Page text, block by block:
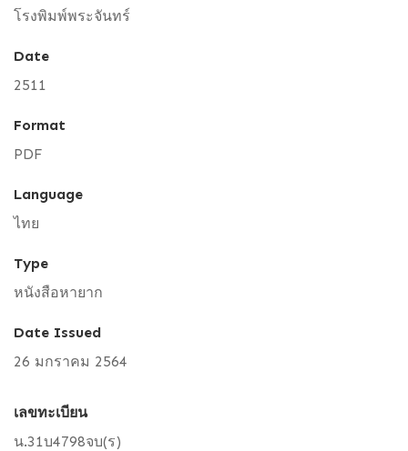
โรงพิมพ์พระจันทร์
Date
2511
Format
PDF
Language
ไทย
Type
หนังสือหายาก
Date Issued
26 มกราคม 2564
เลขทะเบียน
น.31บ4798จบ(ร)